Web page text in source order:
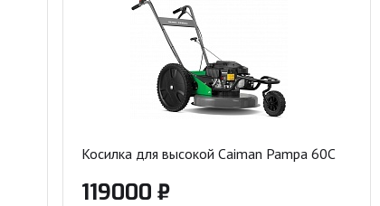
Косилка для высокой Caiman Pampa 60C
119000 ₽